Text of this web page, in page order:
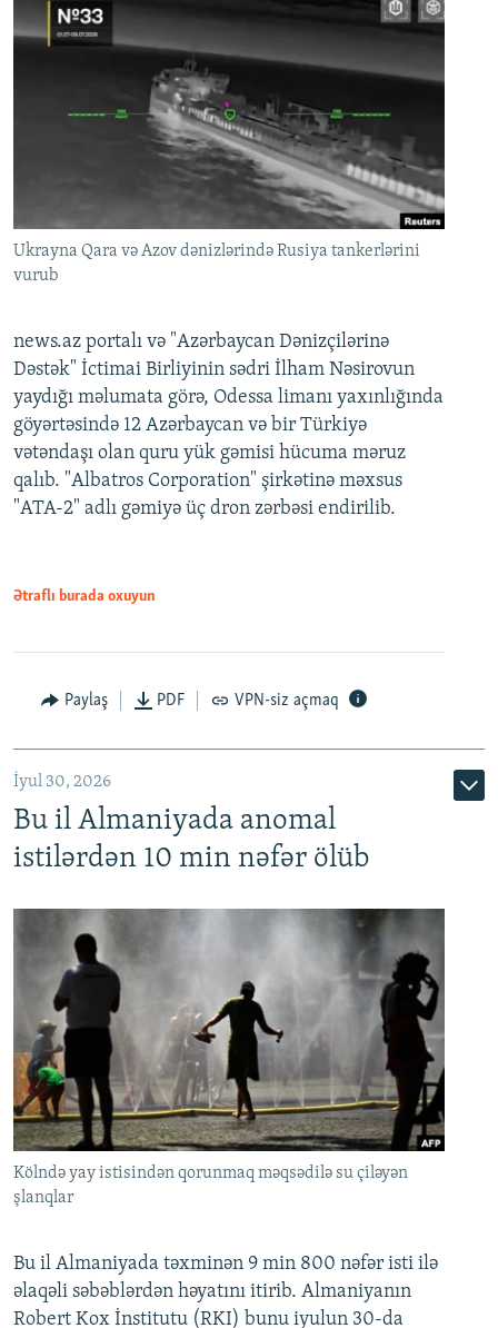
Ukrayna Qara və Azov dənizlərində Rusiya tankerlərini
vurub
news.az portalı və "Azərbaycan Dənizçilərinə
Dəstək" İctimai Birliyinin sədri İlham Nəsirovun
yaydığı məlumata görə, Odessa limanı yaxınlığında
göyərtəsində 12 Azərbaycan və bir Türkiyə
vətəndaşı olan quru yük gəmisi hücuma məruz
qalıb. "Albatros Corporation" şirkətinə məxsus
"ATA-2" adlı gəmiyə üç dron zərbəsi endirilib.
Ətraflı burada oxuyun
Paylaş PDF VPN-siz açmaq
İyul 30, 2026
Bu il Almaniyada anomal
istilərdən 10 min nəfər ölüb
Kölndə yay istisindən qorunmaq məqsədilə su çiləyən
şlanqlar
Bu il Almaniyada təxminən 9 min 800 nəfər isti ilə
əlaqəli səbəblərdən həyatını itirib. Almaniyanın
Robert Kox İnstitutu (RKI) bunu iyulun 30-da